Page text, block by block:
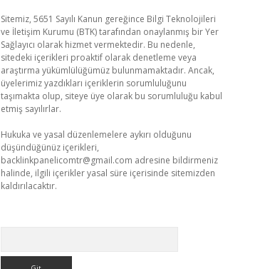
Sitemiz, 5651 Sayılı Kanun gereğince Bilgi Teknolojileri
ve İletişim Kurumu (BTK) tarafından onaylanmış bir Yer
Sağlayıcı olarak hizmet vermektedir. Bu nedenle,
sitedeki içerikleri proaktif olarak denetleme veya
araştırma yükümlülüğümüz bulunmamaktadır. Ancak,
üyelerimiz yazdıkları içeriklerin sorumluluğunu
taşımakta olup, siteye üye olarak bu sorumluluğu kabul
etmiş sayılırlar.
Hukuka ve yasal düzenlemelere aykırı olduğunu
düşündüğünüz içerikleri,
backlinkpanelicomtr@gmail.com adresine bildirmeniz
halinde, ilgili içerikler yasal süre içerisinde sitemizden
kaldırılacaktır.